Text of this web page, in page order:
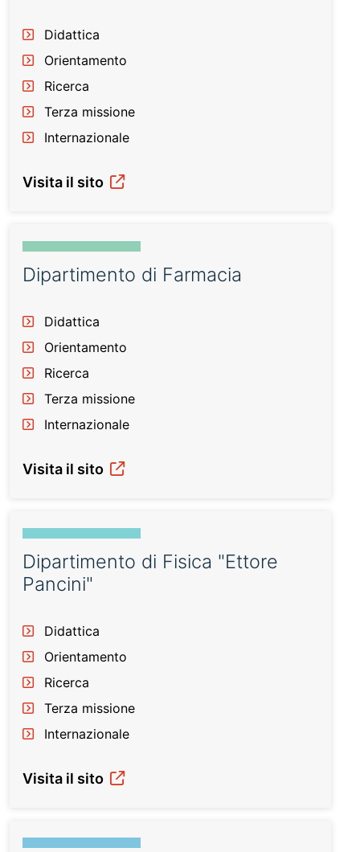
Didattica
Orientamento
Ricerca
Terza missione
Internazionale
Visita il sito
Dipartimento di Farmacia
Didattica
Orientamento
Ricerca
Terza missione
Internazionale
Visita il sito
Dipartimento di Fisica "Ettore
Pancini"
Didattica
Orientamento
Ricerca
Terza missione
Internazionale
Visita il sito